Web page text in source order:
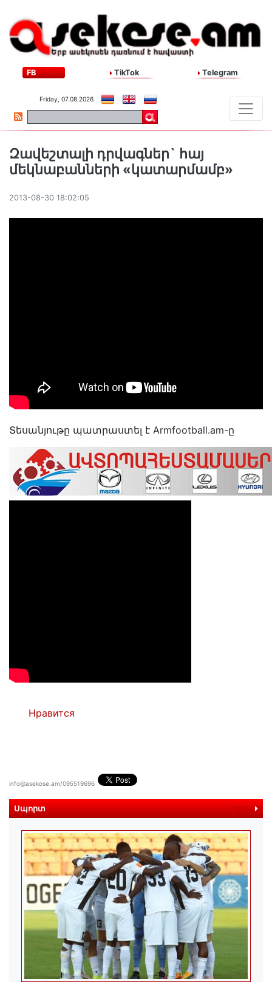
FB TikTok Telegram
Friday, 07.08.2026
Զավեշտալի դրվագներ` հայ
մեկնաբանների «կատարմամբ»
2013-08-30 18:02:05
Տեսանյութը պատրաստել է Armfootball.am-ը
Нравится
info@asekose.am/095519696
Սպորտ more